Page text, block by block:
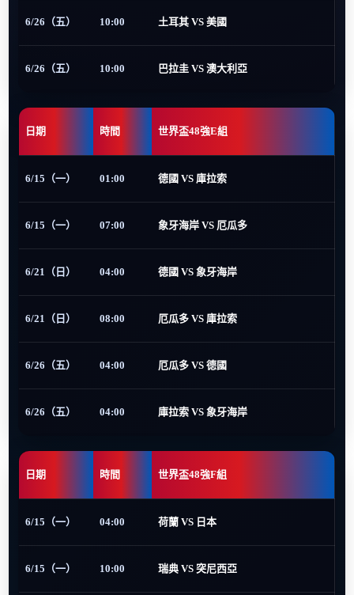
6/26（五） 10:00 土耳其 VS 美國
6/26（五） 10:00 巴拉圭 VS 澳大利亞
日期 時間 世界盃48強E組
6/15（一） 01:00 德國 VS 庫拉索
6/15（一） 07:00 象牙海岸 VS 厄瓜多
6/21（日） 04:00 德國 VS 象牙海岸
6/21（日） 08:00 厄瓜多 VS 庫拉索
6/26（五） 04:00 厄瓜多 VS 德國
6/26（五） 04:00 庫拉索 VS 象牙海岸
日期 時間 世界盃48強F組
6/15（一） 04:00 荷蘭 VS 日本
6/15（一） 10:00 瑞典 VS 突尼西亞